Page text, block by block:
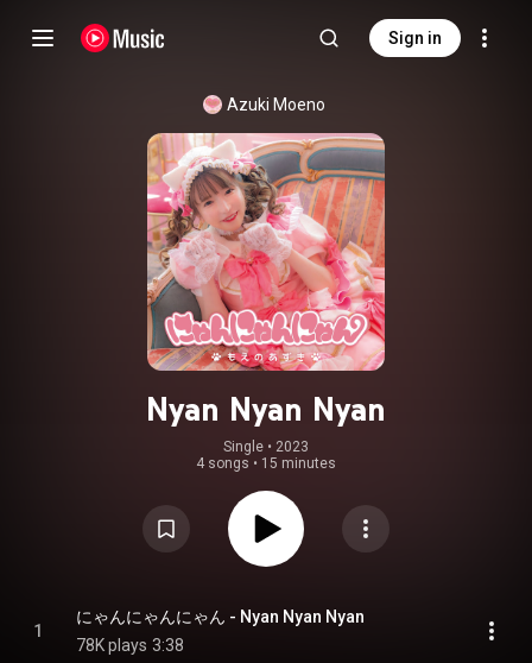
Sign in
Azuki Moeno
Nyan Nyan Nyan
Single • 2023
4 songs • 15 minutes
1
にゃんにゃんにゃん - Nyan Nyan Nyan
78K plays 3:38